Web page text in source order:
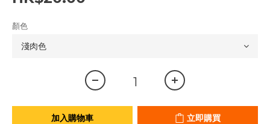
顏色
加入購物車 立即購買